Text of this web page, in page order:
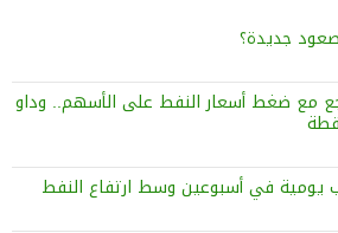
جديدة؟
آند بورز 500 يتراجع مع ضغط أسعار النفط على الأسهم.. وداو
يومية في أسبوعين وسط ارتفاع النفط